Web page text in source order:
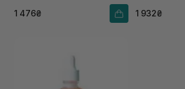
1 476₴ 1 932₴